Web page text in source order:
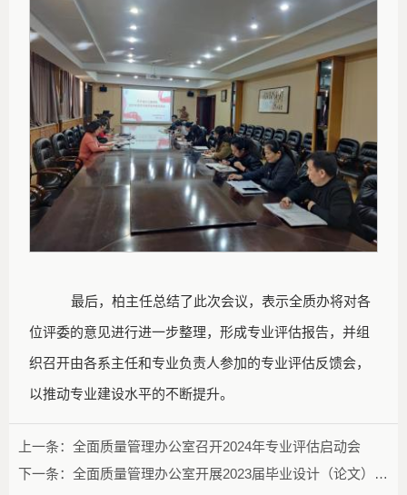
最后，柏主任总结了此次会议，表示全质办将对各
位评委的意见进行进一步整理，形成专业评估报告，并组
织召开由各系主任和专业负责人参加的专业评估反馈会，
以推动专业建设水平的不断提升。
上一条： 全面质量管理办公室召开2024年专业评估启动会
下一条： 全面质量管理办公室开展2023届毕业设计（论文）专项评估工作